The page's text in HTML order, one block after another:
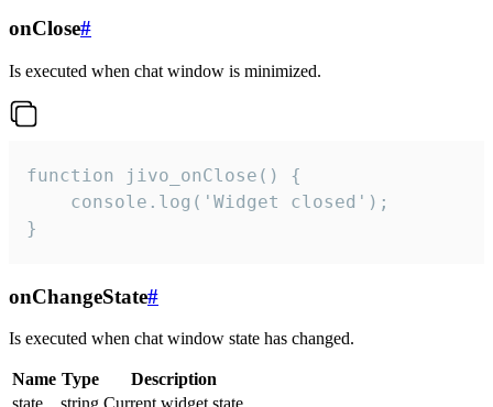
onClose#
Is executed when chat window is minimized.
function jivo_onClose() {
    console.log('Widget closed');
}
onChangeState#
Is executed when chat window state has changed.
Name Type
Description